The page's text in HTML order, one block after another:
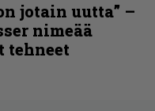
jotain uutta” –
nimeää
tehneet